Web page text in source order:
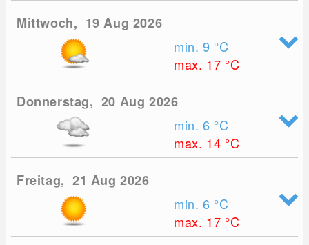
Mittwoch, 19 Aug 2026
min. 9 °C
max. 17 °C
Donnerstag, 20 Aug 2026
min. 6 °C
max. 14 °C
Freitag, 21 Aug 2026
min. 6 °C
max. 17 °C